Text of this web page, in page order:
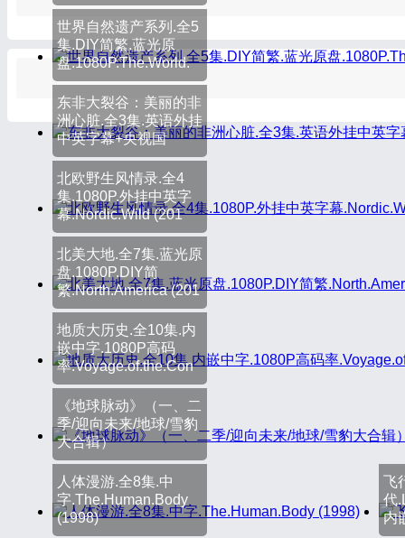
世界自然遗产系列.全5
集.DIY简繁.蓝光原
盘.1080P.The.World.
东非大裂谷：美丽的非
洲心脏.全3集.英语外挂
中英字幕+央视国
北欧野生风情录.全4
集.1080P.外挂中英字
幕.Nordic.Wild (201
北美大地.全7集.蓝光原
盘.1080P.DIY简
繁.North.America (201
地质大历史.全10集.内
嵌中字.1080P高码
率.Voyage.of.the.Con
《地球脉动》（一、二
季/迎向未来/地球/雪豹
大合辑）
人体漫游.全8集.中
字.The.Human.Body
(1998)
飞
代
内